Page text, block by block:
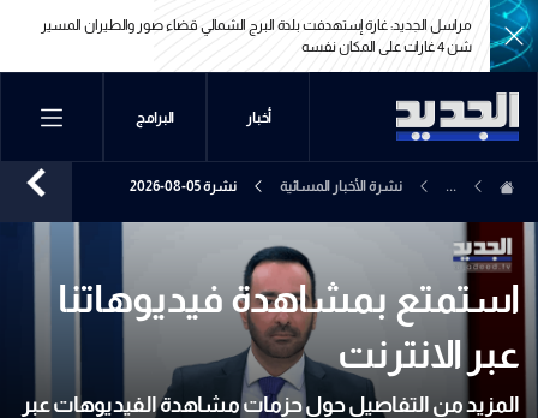
مراسل الجديد: غارة إستهدفت بلدة البرج الشمالي قضاء صور والطيران المسير
شن 4 غارات على المكان نفسه
مراسل الجديد: غارة إستهدفت بلدة البرج الشمالي قضاء صور والطيران المسير
شن 4 غارات على المكان نفسه
أخبار البرامج
... نشرة الأخبار المسائية نشرة 05-08-2026
استمتع بمشاهدة فيديوهاتنا
عبر الانترنت
المزيد من التفاصيل حول حزمات مشاهدة الفيديوهات عبر